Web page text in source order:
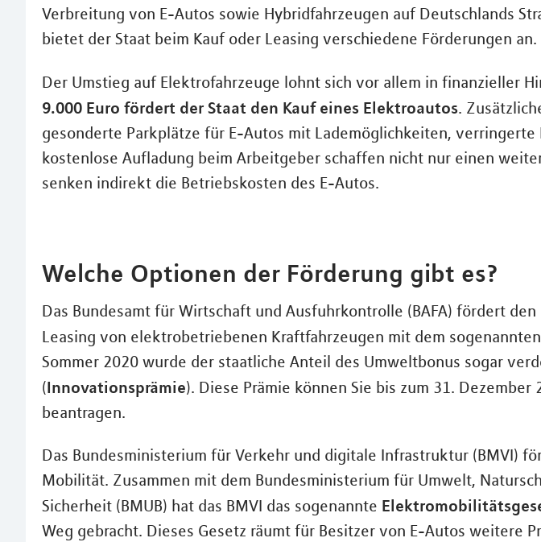
Verbreitung von E-Autos sowie Hybridfahrzeugen auf Deutschlands
bietet der Staat beim Kauf oder Leasing verschiedene Förderungen an.
Der Umstieg auf Elektrofahrzeuge lohnt sich vor allem in finanzieller
9.000 Euro fördert der Staat den Kauf eines Elektroautos.
gesonderte Parkplätze für E-Autos mit Lademöglichkeiten, verringerte
kostenlose Aufladung beim Arbeitgeber schaffen nicht nur einen
senken indirekt die Betriebskosten des E-Autos.
Welche Optionen der Förderung gibt es?
Das Bundesamt für Wirtschaft und Ausfuhrkontrolle (BAFA) fördert den
Leasing von elektrobetriebenen Kraftfahrzeugen mit dem sogenannten
Sommer 2020 wurde der staatliche Anteil des Umweltbonus sogar
(Innovationsprämie). Diese Prämie können Sie bis zum 31. Dezember
beantragen.
Das Bundesministerium für Verkehr und digitale Infrastruktur (BMVI)
Mobilität. Zusammen mit dem Bundesministerium für Umwelt,
Sicherheit (BMUB) hat das BMVI das sogenannte
Weg gebracht. Dieses Gesetz räumt für Besitzer von E-Autos weitere